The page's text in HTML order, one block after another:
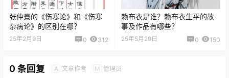
张仲景的《伤寒论》和《伤寒
杂病论》的区别在哪？
25年2月9日 0 312
赖布衣是谁？赖布衣生平的故
事及作品有哪些？
25年5月29日 0 150
0 条回复 A 文章作者 M 管理员